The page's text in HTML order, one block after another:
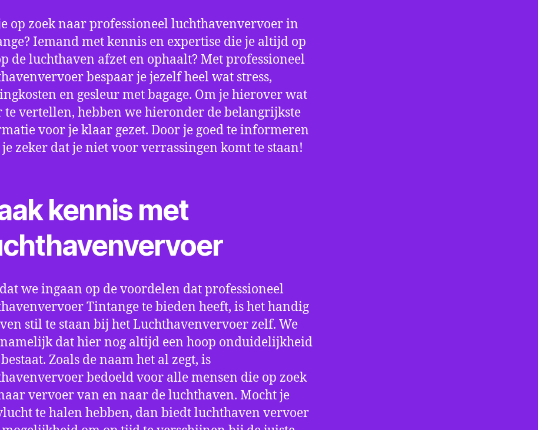
op zoek naar professioneel luchthavenvervoer in
Iemand met kennis en expertise die je altijd op
de luchthaven afzet en ophaalt? Met professioneel
bespaar je jezelf heel wat stress,
en gesleur met bagage. Om je hierover wat
te vertellen, hebben we hieronder de belangrijkste
voor je klaar gezet. Door je goed te informeren
zeker dat je niet voor verrassingen komt te staan!
kennis met
we ingaan op de voordelen dat professioneel
Tintange te bieden heeft, is het handig
stil te staan bij het Luchthavenvervoer zelf. We
dat hier nog altijd een hoop onduidelijkheid
Zoals de naam het al zegt, is
bedoeld voor alle mensen die op zoek
vervoer van en naar de luchthaven. Mocht je
te halen hebben, dan biedt luchthaven vervoer